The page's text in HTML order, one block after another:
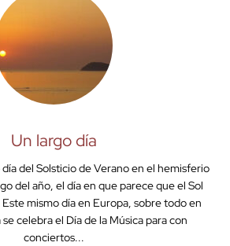
Un largo día
del Solsticio de Verano en el hemisferio
del año, el día en que parece que el Sol
mismo día en Europa, sobre todo en
se celebra el Día de la Música para con
conciertos...